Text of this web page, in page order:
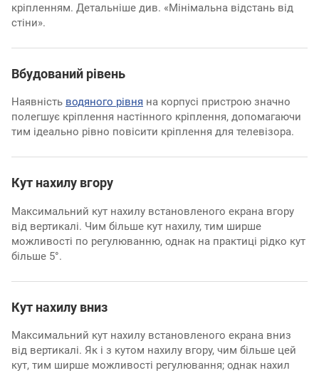
кріпленням. Детальніше див. «Мінімальна відстань від
стіни».
Вбудований рівень
Наявність водяного рівня на корпусі пристрою значно
полегшує кріплення настінного кріплення, допомагаючи
тим ідеально рівно повісити кріплення для телевізора.
Кут нахилу вгору
Максимальний кут нахилу встановленого екрана вгору
від вертикалі. Чим більше кут нахилу, тим ширше
можливості по регулюванню, однак на практиці рідко кут
більше 5°.
Кут нахилу вниз
Максимальний кут нахилу встановленого екрана вниз
від вертикалі. Як і з кутом нахилу вгору, чим більше цей
кут, тим ширше можливості регулювання; однак нахил